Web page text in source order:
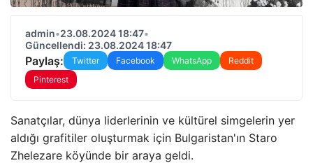
admin•23.08.2024 18:47•
Güncellendi: 23.08.2024 18:47
Paylaş: Twitter Facebook WhatsApp
Reddit
Pinterest
Sanatçılar, dünya liderlerinin ve kültürel simgelerin yer
aldığı grafitiler oluşturmak için Bulgaristan'ın Staro
Zhelezare köyünde bir araya geldi.